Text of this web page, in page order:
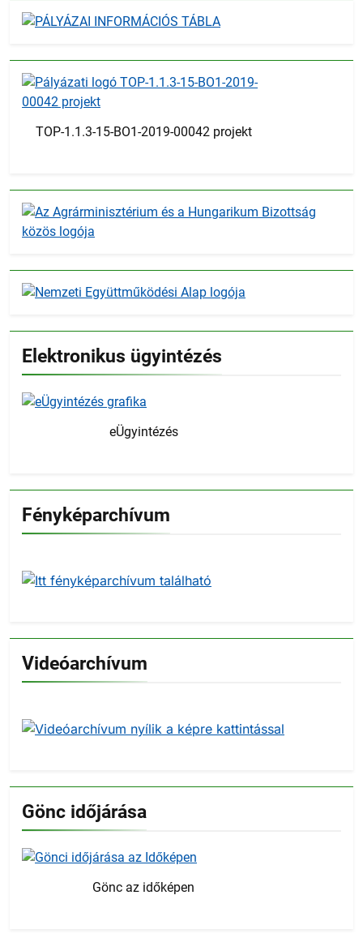
TOP-1.1.3-15-BO1-2019-00042 projekt
Elektronikus ügyintézés
eÜgyintézés
Fényképarchívum
Videóarchívum
Gönc időjárása
Gönc az időképen